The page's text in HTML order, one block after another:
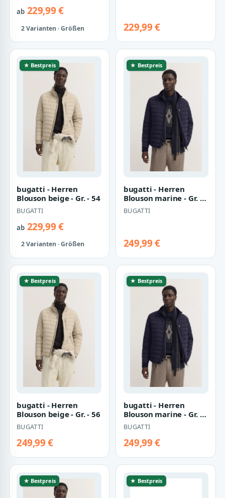
ab229,99 €
2 Varianten · Größen 229,99 €
★ Bestpreis
bugatti - Herren
Blouson beige - Gr. - 54
BUGATTI
ab229,99 €
2 Varianten · Größen
★ Bestpreis
bugatti - Herren
Blouson marine - Gr. -
56
BUGATTI
249,99 €
★ Bestpreis
bugatti - Herren
Blouson beige - Gr. - 56
BUGATTI
249,99 €
★ Bestpreis
bugatti - Herren
Blouson marine - Gr. -
58
BUGATTI
249,99 €
★ Bestpreis ★ Bestpreis